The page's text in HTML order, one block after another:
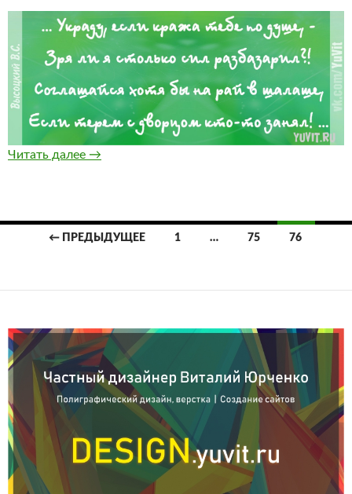
Читать далее из песни Высоцкого «Здесь лапы у елей
→
Навигация
записям
← ПРЕДЫДУЩЕЕ 1 … 75 76